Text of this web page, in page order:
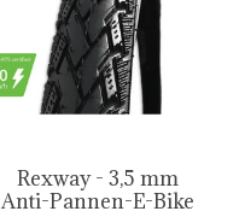
Rexway - 3,5 mm
Anti-Pannen-E-Bike